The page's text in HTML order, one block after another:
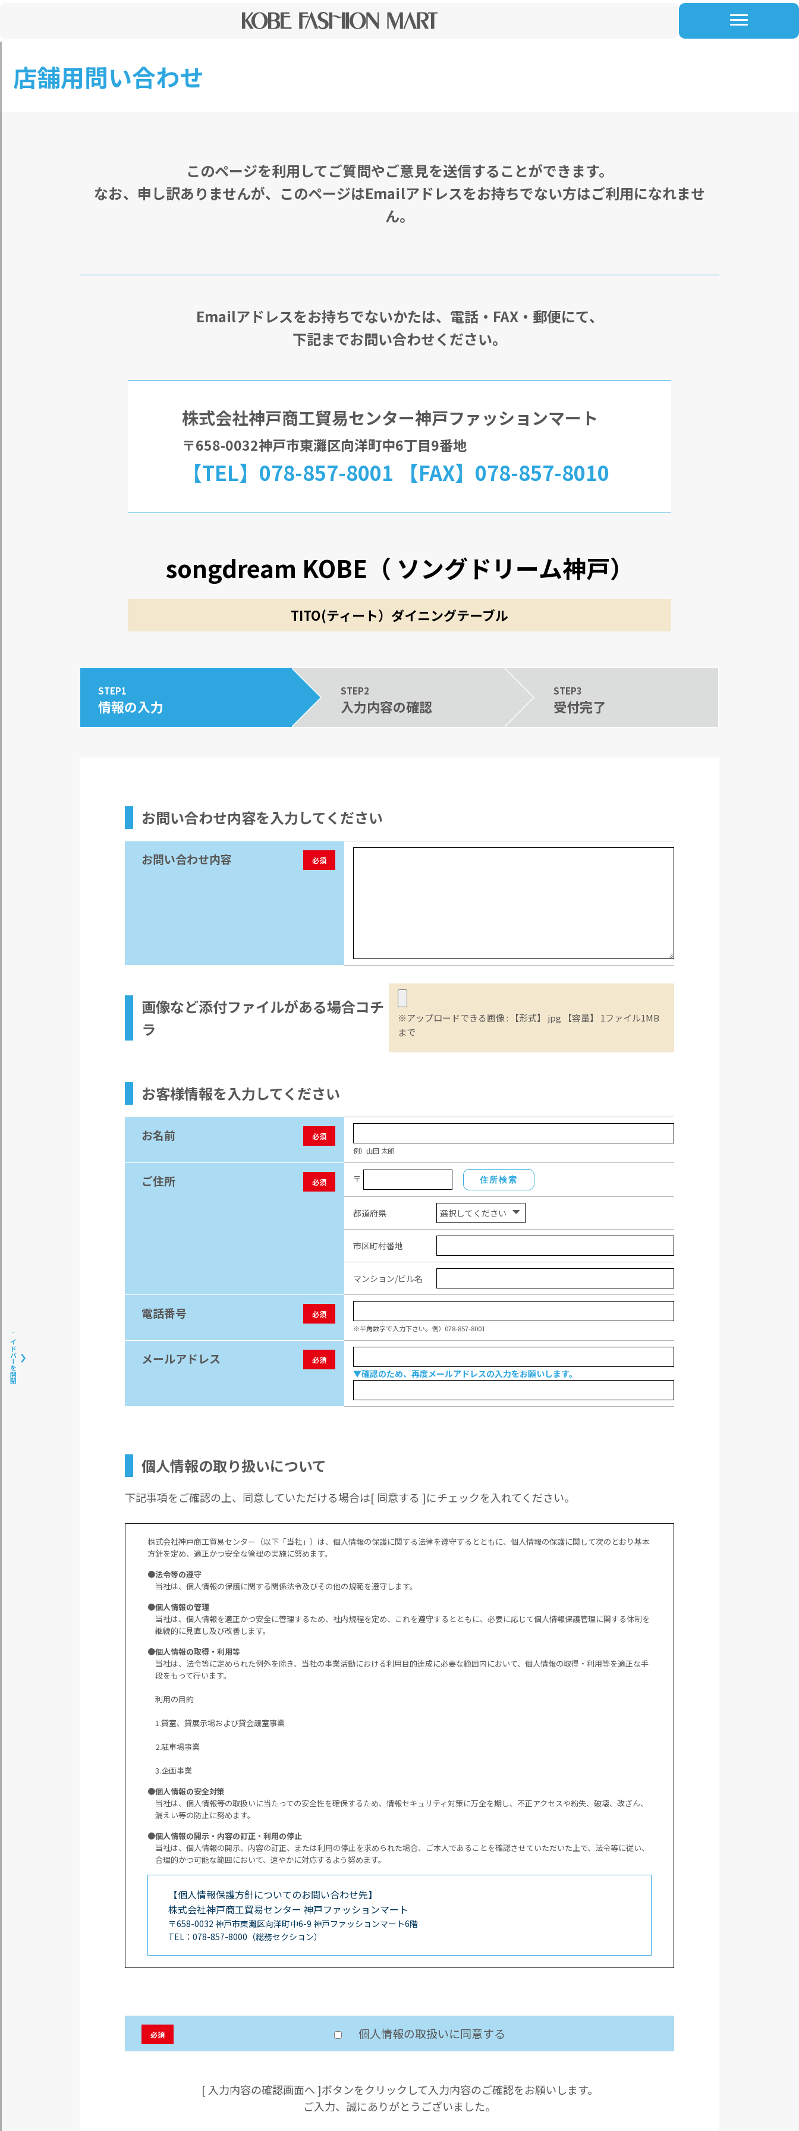
サイドバーを開閉
店舗用問い合わせ
このページを利用してご質問やご意見を送信することができます。
なお、申し訳ありませんが、このページはEmailアドレスをお持ちでない方はご利用になれませ
ん。
Emailアドレスをお持ちでないかたは、電話・FAX・郵便にて、
下記までお問い合わせください。
株式会社神戸商工貿易センター神戸ファッションマート
〒658-0032神戸市東灘区向洋町中6丁目9番地
【TEL】078-857-8001 【FAX】078-857-8010
songdream KOBE（ ソングドリーム神戸）
TITO(ティート）ダイニングテーブル
STEP1
情報の入力
STEP2
入力内容の確認
STEP3
受付完了
お問い合わせ内容を入力してください
お問い合わせ内容 必須
画像など添付ファイルがある場合コチ
ラ
※アップロードできる画像 : 【形式】 jpg 【容量】 1ファイル1MB
まで
お客様情報を入力してください
お名前 必須
例）山田 太郎
ご住所 必須 〒 住所検索
都道府県
市区町村番地
マンション/ビル名
電話番号 必須
※半角数字で入力下さい。例）078-857-8001
メールアドレス 必須
▼確認のため、再度メールアドレスの入力をお願いします。
個人情報の取り扱いについて
下記事項をご確認の上、同意していただける場合は[ 同意する ]にチェックを入れてください。
株式会社神戸商工貿易センター（以下「当社」）は、個人情報の保護に関する法律を遵守するとともに、個人情報の保護に関して次のとおり基本
方針を定め、適正かつ安全な管理の実施に努めます。
●法令等の遵守
当社は、個人情報の保護に関する関係法令及びその他の規範を遵守します。
●個人情報の管理
当社は、個人情報を適正かつ安全に管理するため、社内規程を定め、これを遵守するとともに、必要に応じて個人情報保護管理に関する体制を
継続的に見直し及び改善します。
●個人情報の取得・利用等
当社は、法令等に定められた例外を除き、当社の事業活動における利用目的達成に必要な範囲内において、個人情報の取得・利用等を適正な手
段をもって行います。
利用の目的
1.貸室、貸展示場および貸会議室事業
2.駐車場事業
3.企画事業
●個人情報の安全対策
当社は、個人情報等の取扱いに当たっての安全性を確保するため、情報セキュリティ対策に万全を期し、不正アクセスや紛失、破壊、改ざん、
漏えい等の防止に努めます。
●個人情報の開示・内容の訂正・利用の停止
当社は、個人情報の開示、内容の訂正、または利用の停止を求められた場合、ご本人であることを確認させていただいた上で、法令等に従い、
合理的かつ可能な範囲において、速やかに対応するよう努めます。
【個人情報保護方針についてのお問い合わせ先】
株式会社神戸商工貿易センター 神戸ファッションマート
〒658-0032 神戸市東灘区向洋町中6-9 神戸ファッションマート6階
TEL：078-857-8000（総務セクション）
必須 個人情報の取扱いに同意する
[ 入力内容の確認画面へ ]ボタンをクリックして入力内容のご確認をお願いします。
ご入力、誠にありがとうございました。